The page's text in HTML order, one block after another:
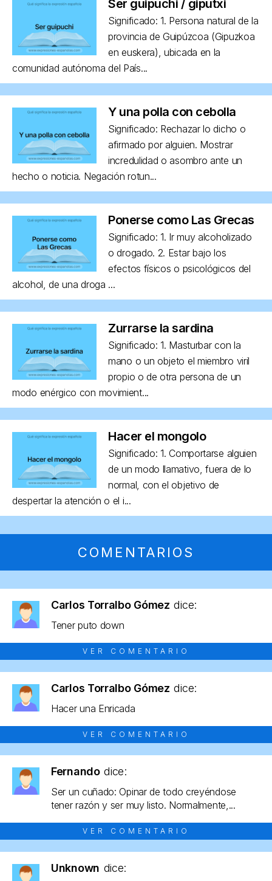
Ser guipuchi / giputxi
Significado: 1. Persona natural de la
provincia de Guipúzcoa (Gipuzkoa
en euskera), ubicada en la
comunidad autónoma del País...
Y una polla con cebolla
Significado: Rechazar lo dicho o
afirmado por alguien. Mostrar
incredulidad o asombro ante un
hecho o noticia. Negación rotun...
Ponerse como Las Grecas
Significado: 1. Ir muy alcoholizado
o drogado. 2. Estar bajo los
efectos físicos o psicológicos del
alcohol, de una droga ...
Zurrarse la sardina
Significado: 1. Masturbar con la
mano o un objeto el miembro viril
propio o de otra persona de un
modo enérgico con movimient...
Hacer el mongolo
Significado: 1. Comportarse alguien
de un modo llamativo, fuera de lo
normal, con el objetivo de
despertar la atención o el i...
COMENTARIOS
Carlos Torralbo Gómez dice:
Tener puto down
VER COMENTARIO
Carlos Torralbo Gómez dice:
Hacer una Enricada
VER COMENTARIO
Fernando dice:
Ser un cuñado: Opinar de todo creyéndose
tener razón y ser muy listo. Normalmente,...
VER COMENTARIO
Unknown dice: